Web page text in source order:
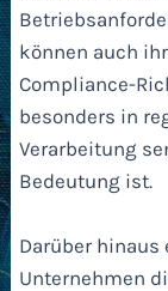
können auch
Compliance-
besonders in
Verarbeitung
Bedeutung ist.
Darüber hinaus
Unternehmen